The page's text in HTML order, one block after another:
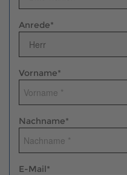
SCANHAUS-VORTEILE
ÜBER UNS
KONTAKT
Brauchen Sie Hilfe?
038221 4000
Anrede*
Vorname*
Nachname*
E-Mail*